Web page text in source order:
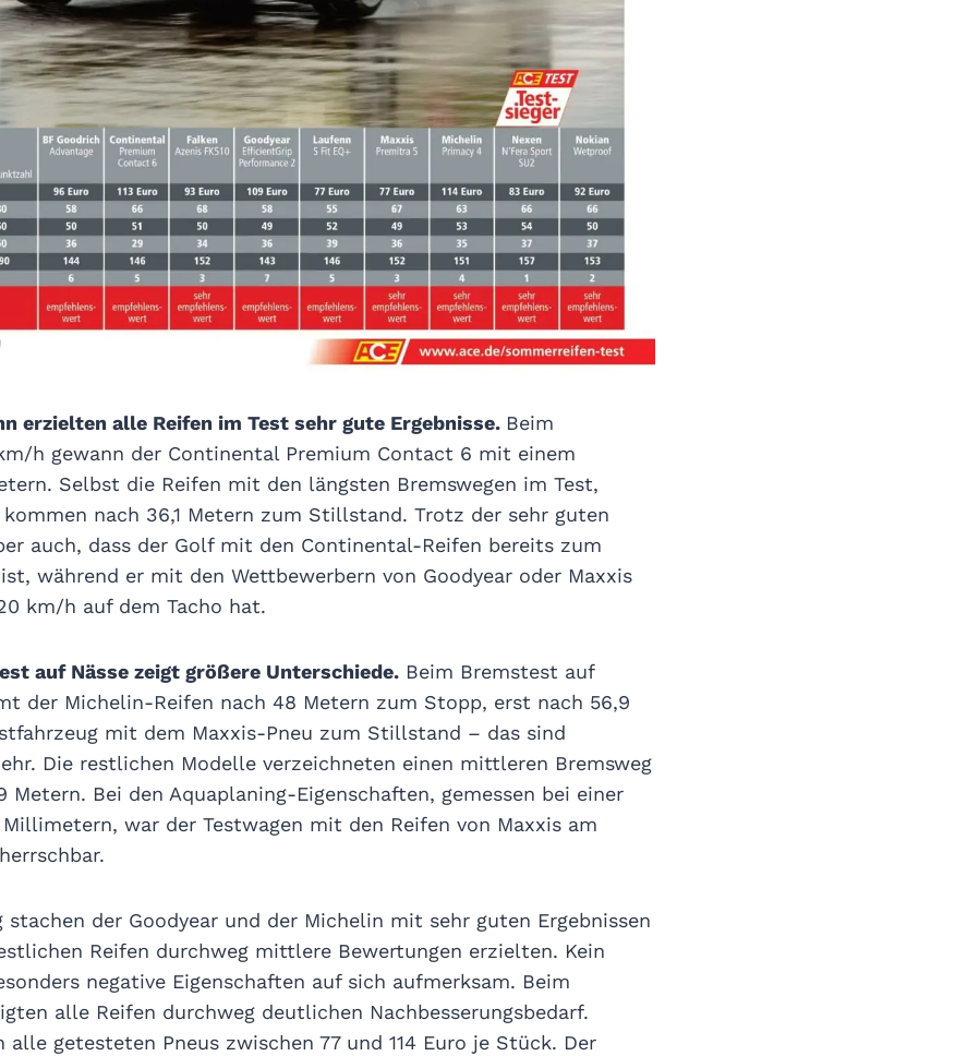
erzielten alle Reifen im Test sehr gute Ergebnisse. Beim
h gewann der Continental Premium Contact 6 mit einem
Selbst die Reifen mit den längsten Bremswegen im Test,
kommen nach 36,1 Metern zum Stillstand. Trotz der sehr guten
auch, dass der Golf mit den Continental-Reifen bereits zum
während er mit den Wettbewerbern von Goodyear oder Maxxis
km/h auf dem Tacho hat.
auf Nässe zeigt größere Unterschiede. Beim Bremstest auf
der Michelin-Reifen nach 48 Metern zum Stopp, erst nach 56,9
mit dem Maxxis-Pneu zum Stillstand – das sind
Die restlichen Modelle verzeichneten einen mittleren Bremsweg
Metern. Bei den Aquaplaning-Eigenschaften, gemessen bei einer
war der Testwagen mit den Reifen von Maxxis am
der Goodyear und der Michelin mit sehr guten Ergebnissen
Reifen durchweg mittlere Bewertungen erzielten. Kein
negative Eigenschaften auf sich aufmerksam. Beim
alle Reifen durchweg deutlichen Nachbesserungsbedarf.
alle getesteten Pneus zwischen 77 und 114 Euro je Stück. Der